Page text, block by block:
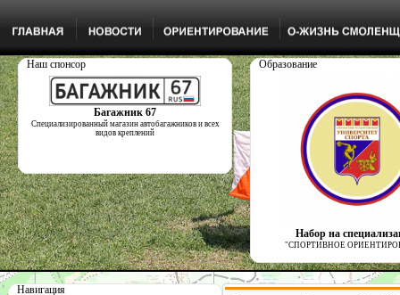
Наш спонсор
Багажник 67
Специализированный магазин автобагажников и всех
видов креплений
Образование
Набор на
"СПОРТИВНОЕ
Навигация